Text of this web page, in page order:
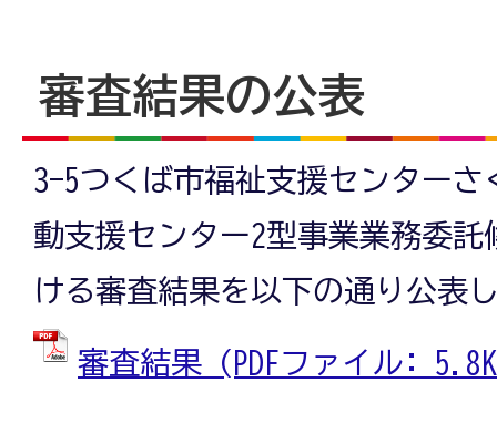
審査結果の公表
3-5つくば市福祉支援センターさ
動支援センター2型事業業務委
ける審査結果を以下の通り公表
審査結果 (PDFファイル: